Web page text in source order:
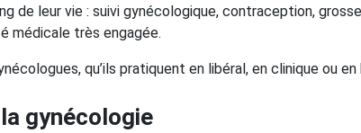
de leur vie : suivi gynécologique, contraception,
médicale très engagée.
qu’ils pratiquent en libéral, en clinique ou en
gynécologie